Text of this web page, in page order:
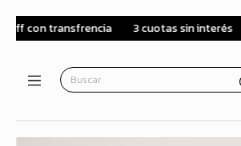
3 cuotas sin interés Envíos a todo el país